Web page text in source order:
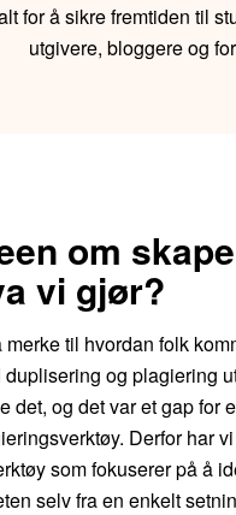
for å sikre fremtiden til
utgivere, bloggere og
om
vi gjør?
merke til hvordan folk
duplisering og plagiering
det, og det var et gap for
Derfor har
som fokuserer på å
selv fra en enkelt